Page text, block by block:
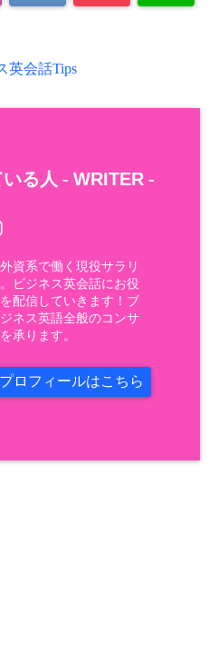
英会話Tips
る人 - WRITER-
資系で働く現役サラリ
ビジネス英会話にお役
配信していきます！ブ
ネス英語全般のコンサ
承ります。
ロフィールはこちら